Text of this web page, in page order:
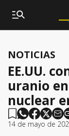
NOTICIAS
EE.UU.
uranio
nuclear
14 de mayo de